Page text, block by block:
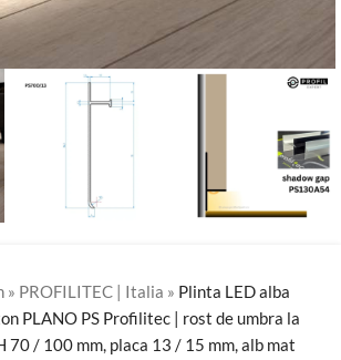
» PROFILITEC | Italia » Plinta LED alba
PLANO PS Profilitec | rost de umbra la
70 / 100 mm, placa 13 / 15 mm, alb mat